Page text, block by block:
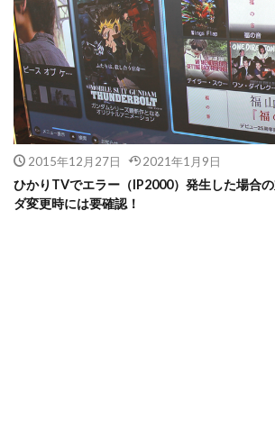
2015年12月27日 2021年1月9日
ひかりTVでエラー（IP2000）発生した場合
ダ変更時には要確認！